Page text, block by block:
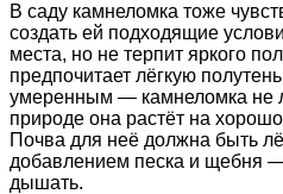
В саду камнеломка тоже
создать ей подходящие
места, но не терпит яркого
предпочитает лёгкую
умеренным — камнеломка не
природе она растёт на
Почва для неё должна быть
добавлением песка и щебня
дышать.